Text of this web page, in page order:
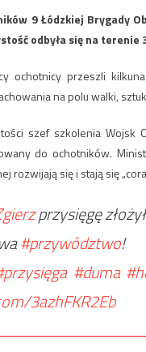
9 Łódzkiej Brygady
odbyła się na
ochotnicy przeszli
na polu walki,
szef szkolenia Wojsk
do ochotników.
rozwijają się i stają się
przysięgę
#przywództwo!
#duma
3azhFKR2Eb